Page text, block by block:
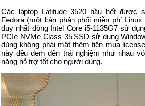
Các laptop Latitude 3520 hầu hết được
Fedora (môt bản phân phối miễn phí
duy nhất dòng Intel Core i5-1135G7 sử
PCIe NVMe Class 35 SSD sử dụng
dùng không phải mất thêm tiền mua
này đều đem đến trải nghiệm như nhau
năng hỗ trợ tốt cho người dùng.